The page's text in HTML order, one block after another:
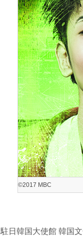
©2017 MBC
駐日韓国大使館 韓国